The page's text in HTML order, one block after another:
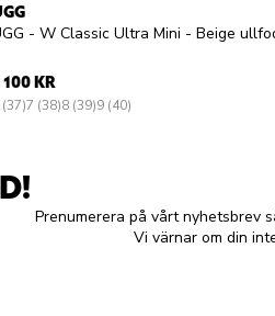
100 KR
(37)7 (38)8 (39)9 (40)
Prenumerera på vårt nyhetsbrev
Vi värnar om din